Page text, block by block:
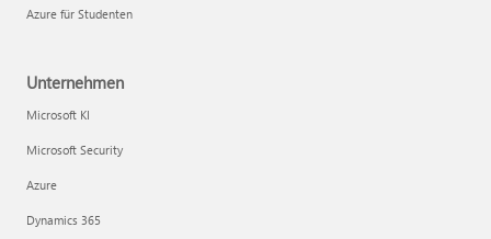
Azure für Studenten
Unternehmen
Microsoft KI
Microsoft Security
Azure
Dynamics 365